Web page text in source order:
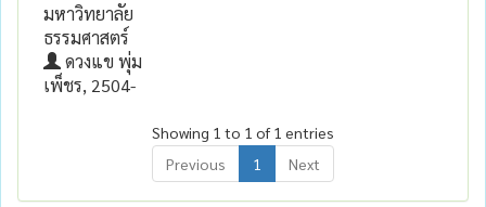
มหาวิทยาลัย
ธรรมศาสตร์
ดวงแข พุ่ม
เพ็ชร, 2504-
Showing 1 to 1 of 1 entries
Previous
1 Next